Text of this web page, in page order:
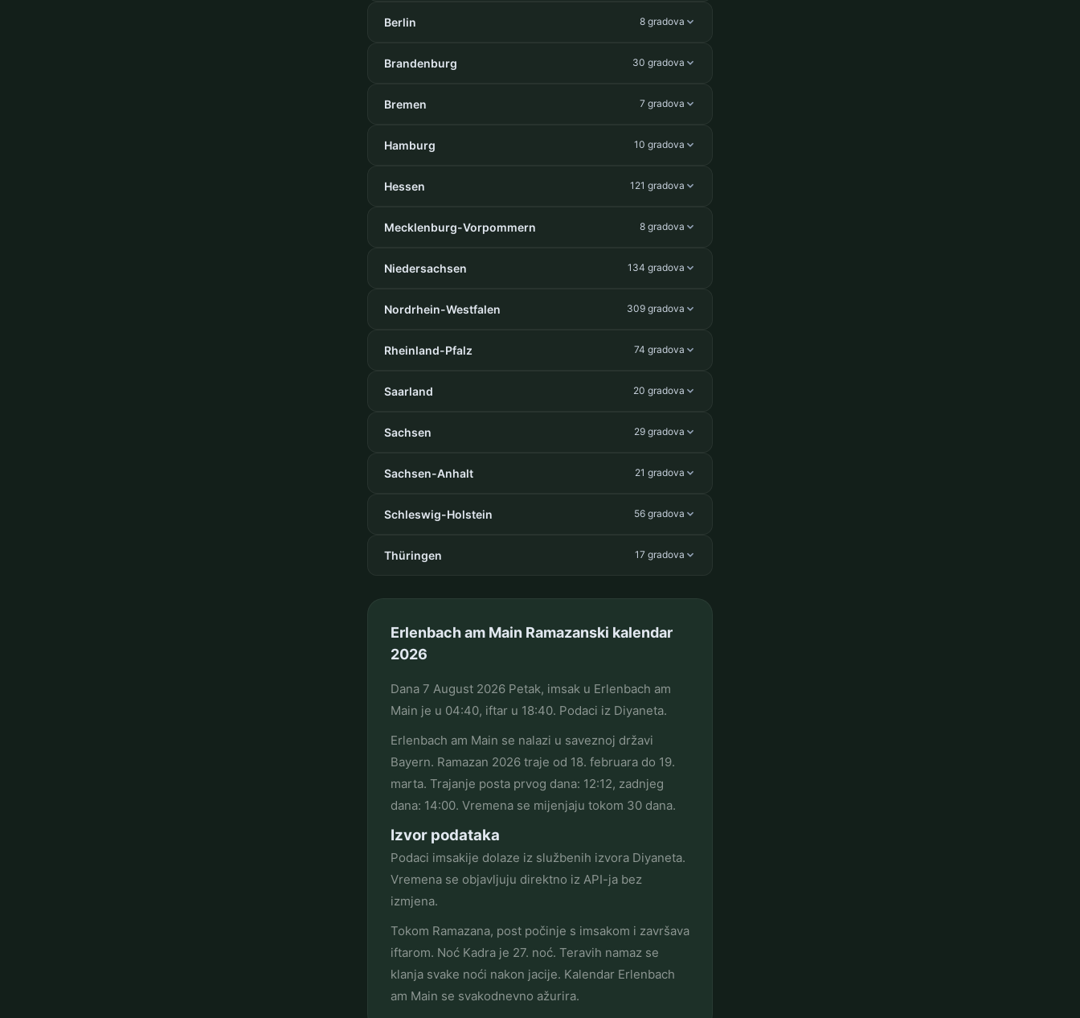
Berlin 8 gradova
Brandenburg 30 gradova
Bremen 7 gradova
Hamburg 10 gradova
Hessen 121 gradova
Mecklenburg-Vorpommern 8 gradova
Niedersachsen 134 gradova
Nordrhein-Westfalen 309 gradova
Rheinland-Pfalz 74 gradova
Saarland 20 gradova
Sachsen 29 gradova
Sachsen-Anhalt 21 gradova
Schleswig-Holstein 56 gradova
Thüringen 17 gradova
Erlenbach am Main Ramazanski kalendar
2026
Dana 7 August 2026 Petak, imsak u Erlenbach am
Main je u 04:40, iftar u 18:40. Podaci iz Diyaneta.
Erlenbach am Main se nalazi u saveznoj državi
Bayern. Ramazan 2026 traje od 18. februara do 19.
marta. Trajanje posta prvog dana: 12:12, zadnjeg
dana: 14:00. Vremena se mijenjaju tokom 30 dana.
Izvor podataka
Podaci imsakije dolaze iz službenih izvora Diyaneta.
Vremena se objavljuju direktno iz API-ja bez
izmjena.
Tokom Ramazana, post počinje s imsakom i završava
iftarom. Noć Kadra je 27. noć. Teravih namaz se
klanja svake noći nakon jacije. Kalendar Erlenbach
am Main se svakodnevno ažurira.